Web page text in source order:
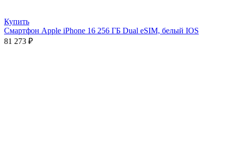
Купить
Смартфон Apple iPhone 16 256 ГБ Dual eSIM, белый IOS
81 273 ₽